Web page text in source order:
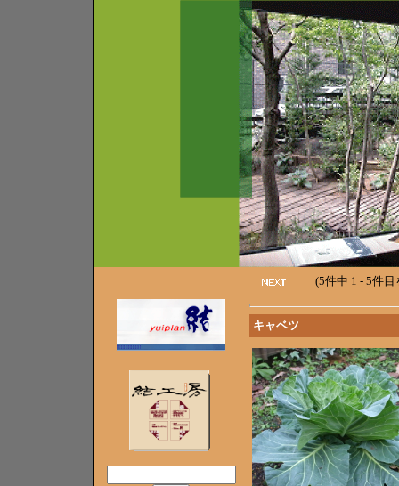
(5件中 1 - 5件目
キャベツ